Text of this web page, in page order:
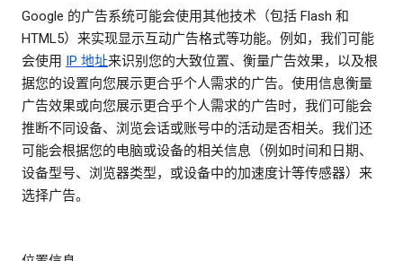
Google 的广告系统可能会使用其他技术（包括 Flash 和
HTML5）来实现显示互动广告格式等功能。例如，我们可能
会使用 IP 地址来识别您的大致位置、衡量广告效果，以及根
据您的设置向您展示更合乎个人需求的广告。使用信息衡量
广告效果或向您展示更合乎个人需求的广告时，我们可能会
推断不同设备、浏览会话或账号中的活动是否相关。我们还
可能会根据您的电脑或设备的相关信息（例如时间和日期、
设备型号、浏览器类型，或设备中的加速度计等传感器）来
选择广告。